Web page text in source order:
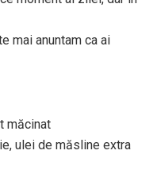
mai anuntam ca ai
măcinat
ulei de măsline extra